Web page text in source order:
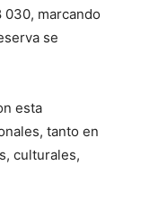
marcando
se
esta
tanto en
culturales,